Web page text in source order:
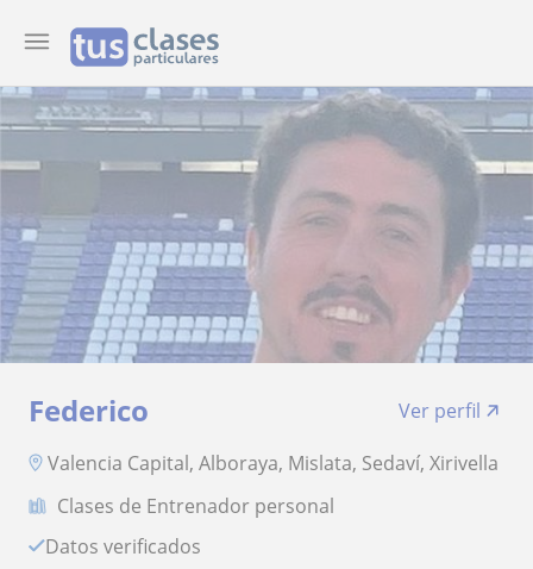
Federico
Ver perfil
Valencia Capital, Alboraya, Mislata, Sedaví, Xirivella
Clases de Entrenador personal
Datos verificados